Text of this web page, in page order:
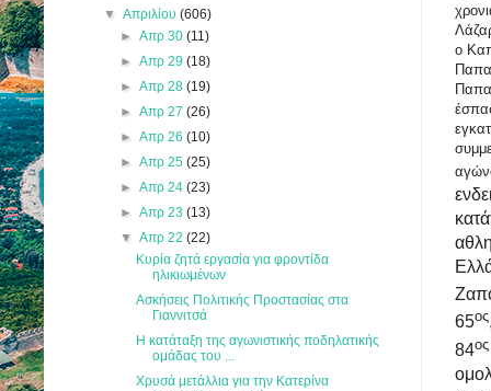
ο
65ος
84
▼Απριλίου(606)
► Απρ 30 (11)
► Απρ 29 (18)
► Απρ 28 (19)
► Απρ 27 (26)
► Απρ 26 (10)
► Απρ 25 (25)
► Απρ 24 (23)
► Απρ 23 (13)
▼ Απρ 22 (22)
Κυρία ζητά εργασία για φροντίδα
ηλικιωμένων
Ασκήσεις Πολιτικής Προστασίας στα
Γιαννιτσά
Η κατάταξη της αγωνιστικής ποδηλατικής
ομάδας του ...
Χρυσά μετάλλια για την Κατερίνα